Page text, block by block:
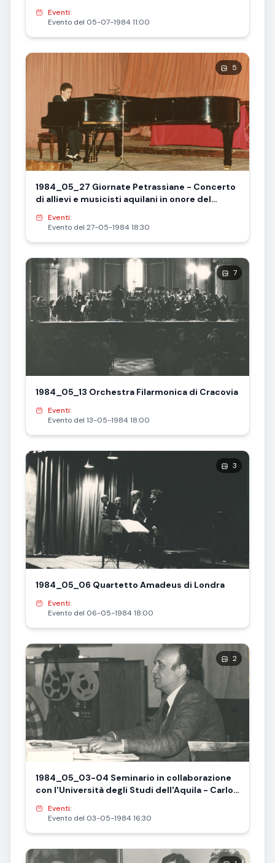
Eventi:
Evento del 05-07-1984 11:00
5
1984_05_27 Giornate Petrassiane - Concerto
di allievi e musicisti aquilani in onore del
Giallonardo, pianoforte
Eventi:
Evento del 27-05-1984 18:30
7
1984_05_13 Orchestra Filarmonica di Cracovia
Eventi:
Evento del 13-05-1984 18:00
3
1984_05_06 Quartetto Amadeus di Londra
Eventi:
Evento del 06-05-1984 18:00
2
1984_05_03-04 Seminario in collaborazione
con l'Università degli Studi dell'Aquila - Carlo
Eventi:
Evento del 03-05-1984 16:30